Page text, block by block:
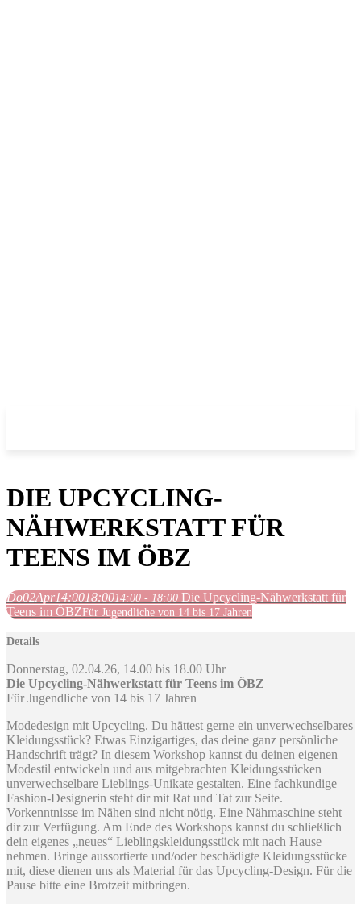
DIE UPCYCLING-
NÄHWERKSTATT FÜR
TEENS IM ÖBZ
Do02Apr14:0018:0014:00 - 18:00 Die Upcycling-Nähwerkstatt für
Teens im ÖBZFür Jugendliche von 14 bis 17 Jahren
Details
Donnerstag, 02.04.26, 14.00 bis 18.00 Uhr
Die Upcycling-Nähwerkstatt für Teens im ÖBZ
Für Jugendliche von 14 bis 17 Jahren
Modedesign mit Upcycling. Du hättest gerne ein unverwechselbares
Kleidungsstück? Etwas Einzigartiges, das deine ganz persönliche
Handschrift trägt? In diesem Workshop kannst du deinen eigenen
Modestil entwickeln und aus mitgebrachten Kleidungsstücken
unverwechselbare Lieblings-Unikate gestalten. Eine fachkundige
Fashion-Designerin steht dir mit Rat und Tat zur Seite.
Vorkenntnisse im Nähen sind nicht nötig. Eine Nähmaschine steht
dir zur Verfügung. Am Ende des Workshops kannst du schließlich
dein eigenes „neues“ Lieblingskleidungsstück mit nach Hause
nehmen. Bringe aussortierte und/oder beschädigte Kleidungsstücke
mit, diese dienen uns als Material für das Upcycling-Design. Für die
Pause bitte eine Brotzeit mitbringen.